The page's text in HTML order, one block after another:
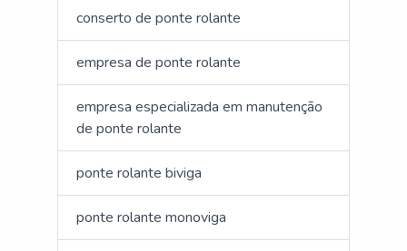
conserto de ponte rolante
empresa de ponte rolante
empresa especializada em manutenção
de ponte rolante
ponte rolante biviga
ponte rolante monoviga